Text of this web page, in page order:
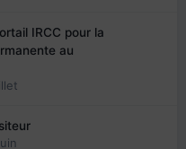
IRCC pour la
au